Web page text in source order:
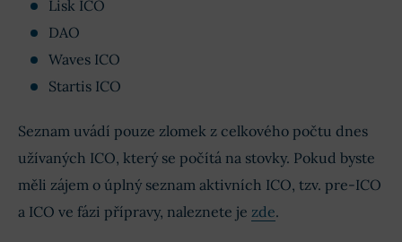
Lisk ICO
DAO
Waves ICO
Startis ICO
Seznam uvádí pouze zlomek z celkového počtu dnes
užívaných ICO, který se počítá na stovky. Pokud byste
měli zájem o úplný seznam aktivních ICO, tzv. pre-ICO
a ICO ve fázi přípravy, naleznete je zde.